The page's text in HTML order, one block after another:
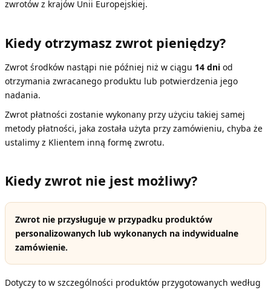
zwrotów z krajów Unii Europejskiej.
Kiedy otrzymasz zwrot pieniędzy?
Zwrot środków nastąpi nie później niż w ciągu 14 dni od
otrzymania zwracanego produktu lub potwierdzenia jego
nadania.
Zwrot płatności zostanie wykonany przy użyciu takiej samej
metody płatności, jaka została użyta przy zamówieniu, chyba że
ustalimy z Klientem inną formę zwrotu.
Kiedy zwrot nie jest możliwy?
Zwrot nie przysługuje w przypadku produktów
personalizowanych lub wykonanych na indywidualne
zamówienie.
Dotyczy to w szczególności produktów przygotowanych według